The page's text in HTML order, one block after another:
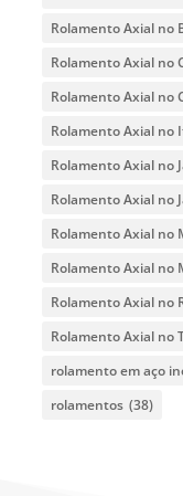
Rolamento Axial no
Rolamento Axial no
Rolamento Axial no
Rolamento Axial no
Rolamento Axial no
Rolamento Axial no
Rolamento Axial no
Rolamento Axial no
Rolamento Axial no
Rolamento Axial no
rolamento em aço
rolamentos (38)